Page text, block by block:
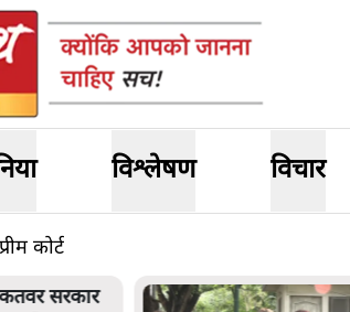
विश्लेषण विचार
कोर्ट
जंतर मंतर प्रोटेस्ट: 'युवाओं को